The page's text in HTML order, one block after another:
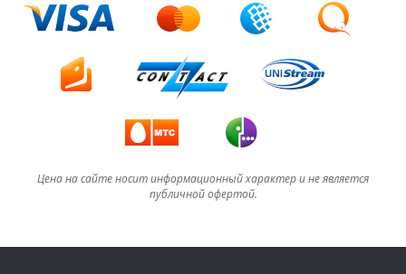
Цена на сайте носит информационный характер и не является
публичной офертой.